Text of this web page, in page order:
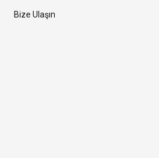
Bize Ulaşın